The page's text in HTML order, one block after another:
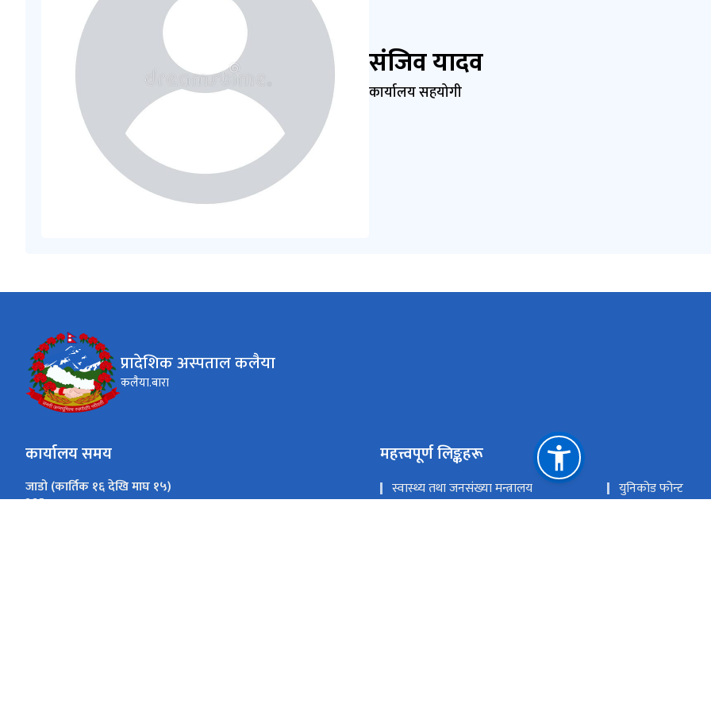
संजिव यादव
कार्यालय सहयोगी
प्रादेशिक अस्पताल कलैया
कलैया.बारा
कार्यालय समय
जाडो (कार्तिक १६ देखि माघ १५)
365
24
महत्त्वपूर्ण लिङ्कहरू
स्वास्थ्य तथा जनसंख्या मन्त्रालय
युनिकोड फोन्ट